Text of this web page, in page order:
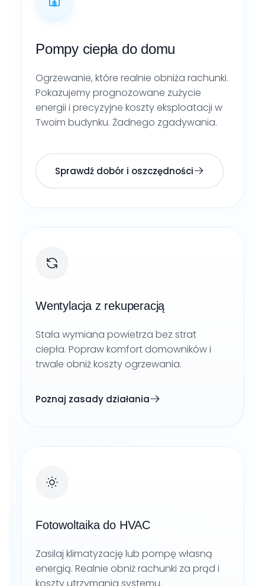
Pompy ciepła do domu
Ogrzewanie, które realnie obniża rachunki.
Pokazujemy prognozowane zużycie
energii i precyzyjne koszty eksploatacji w
Twoim budynku. Żadnego zgadywania.
Sprawdź dobór i oszczędności
Wentylacja z rekuperacją
Stała wymiana powietrza bez strat
ciepła. Popraw komfort domowników i
trwale obniż koszty ogrzewania.
Poznaj zasady działania
Fotowoltaika do HVAC
Zasilaj klimatyzację lub pompę własną
energią. Realnie obniż rachunki za prąd i
koszty utrzymania systemu.